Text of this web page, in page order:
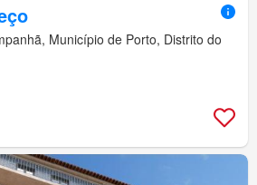
Município de Porto, Distrito do